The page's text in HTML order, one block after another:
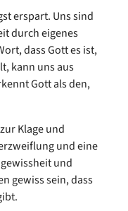
erspart. Uns sind
durch eigenes
dass Gott es ist,
kann uns aus
Gott als den,
Klage und
und eine
und
gewiss sein, dass